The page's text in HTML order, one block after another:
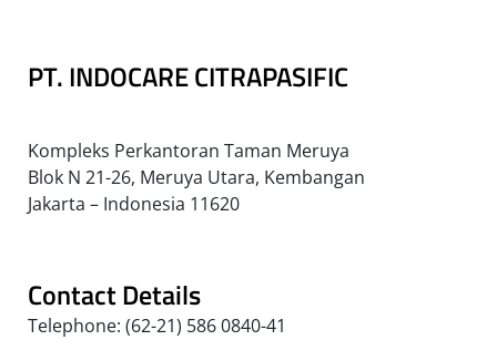
PT. INDOCARE CITRAPASIFIC
Kompleks Perkantoran Taman Meruya
Blok N 21-26, Meruya Utara, Kembangan
Jakarta – Indonesia 11620
Contact Details
Telephone: (62-21) 586 0840-41